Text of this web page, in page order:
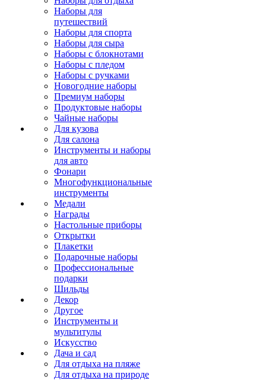
Наборы для
путешествий
Наборы для спорта
Наборы для сыра
Наборы с блокнотами
Наборы с пледом
Наборы с ручками
Новогодние наборы
Премиум наборы
Продуктовые наборы
Чайные наборы
Для кузова
Для салона
Инструменты и наборы
для авто
Фонари
Многофункциональные
инструменты
Медали
Награды
Настольные приборы
Открытки
Плакетки
Подарочные наборы
Профессиональные
подарки
Шильды
Декор
Другое
Инструменты и
мультитулы
Искусство
Дача и сад
Для отдыха на пляже
Для отдыха на природе